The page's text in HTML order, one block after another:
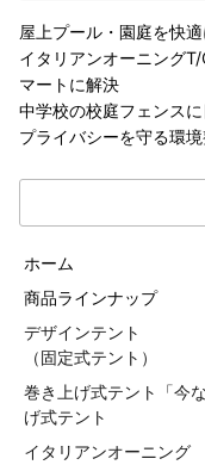
屋上プール・園庭を快
イタリアンオーニング
マートに解決
中学校の校庭フェンス
プライバシーを守る環
ホーム
商品ラインナップ
デザインテント
（固定式テント）
巻き上げ式テント「今
げ式テント
イタリアンオーニング